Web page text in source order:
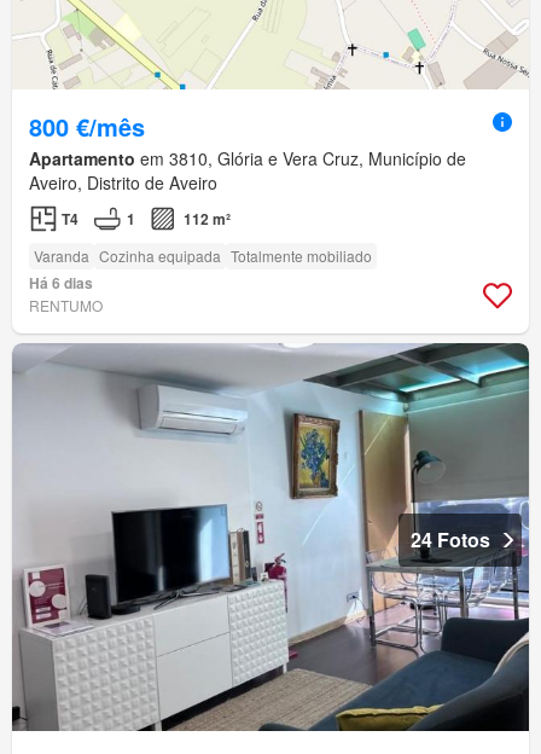
800 €/mês
Apartamento em 3810, Glória e Vera Cruz, Município de
Aveiro, Distrito de Aveiro
T4 1 112 m²
Varanda Cozinha equipada Totalmente mobiliado
Há 6 dias
RENTUMO
24 Fotos